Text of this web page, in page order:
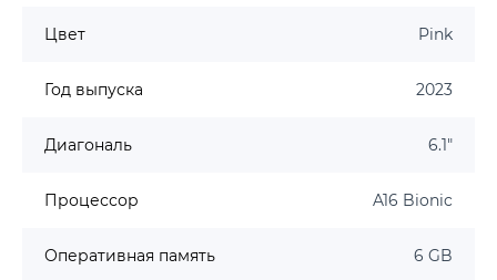
Цвет Pink
Год выпуска 2023
Диагональ 6.1"
Процессор A16 Bionic
Оперативная память 6 GB